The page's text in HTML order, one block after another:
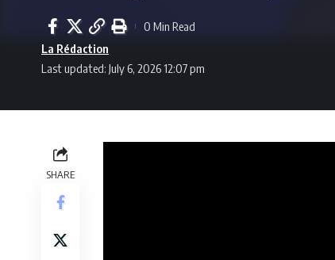
Last updated: July 6, 2026 12:07 pm
La Rédaction
0 Min Read
SHARE